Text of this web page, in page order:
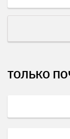
ТОЛЬКО